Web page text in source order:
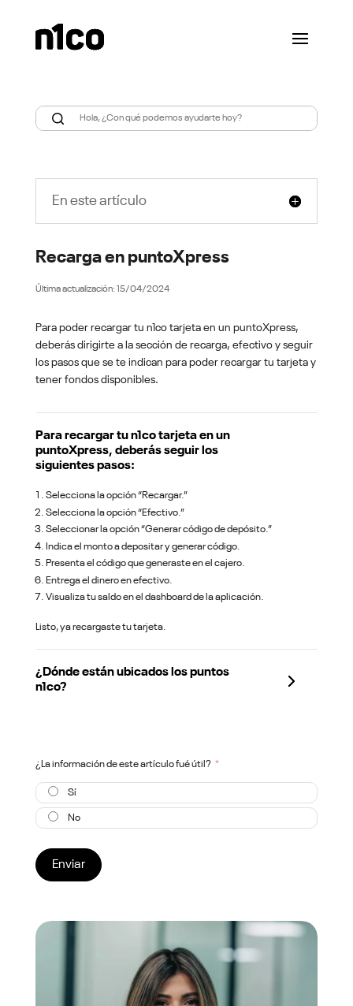
En este artículo
Recarga en puntoXpress
15/04/2024
Para poder recargar tu n1co tarjeta en un puntoXpress,
deberás dirigirte a la sección de recarga, efectivo y seguir
los pasos que se te indican para poder recargar tu tarjeta y
tener fondos disponibles.
Para recargar tu n1co tarjeta en un
puntoXpress, deberás seguir los
siguientes pasos:
Selecciona la opción “Recargar.”
Selecciona la opción “Efectivo.”
Seleccionar la opción “Generar código de depósito.”
Indica el monto a depositar y generar código.
Presenta el código que generaste en el cajero.
Entrega el dinero en efectivo.
Visualiza tu saldo en el dashboard de la aplicación.
Listo, ya recargaste tu tarjeta.
¿Dónde están ubicados los puntos
n1co?
¿La información de este artículo fué útil?
Sí
No
Enviar